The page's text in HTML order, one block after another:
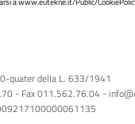
quater della L. 633/1941
- Fax 011.562.76.04 -